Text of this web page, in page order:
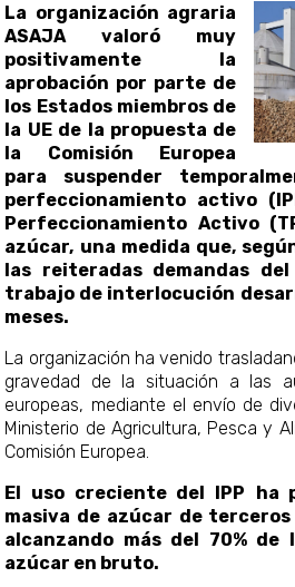
La organización agraria
ASAJA valoró muy
positivamente la
aprobación por parte de
los Estados miembros de
la UE de la propuesta de
la Comisión Europea
para suspender
perfeccionamiento activo
Perfeccionamiento Activo
azúcar, una medida que,
las reiteradas demandas
trabajo de interlocución
meses.
La organización ha venido
gravedad de la situación a las
europeas, mediante el envío de
Ministerio de Agricultura, Pesca y
Comisión Europea.
El uso creciente del IPP
ha
masiva de azúcar de
alcanzando más del 70% de
azúcar en bruto.